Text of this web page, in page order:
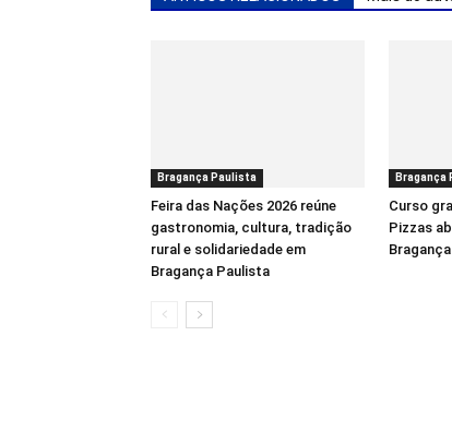
Bragança Paulista
Feira das Nações 2026 reúne
gastronomia, cultura, tradição
rural e solidariedade em
Bragança Paulista
Bragança
Curso
Pizzas